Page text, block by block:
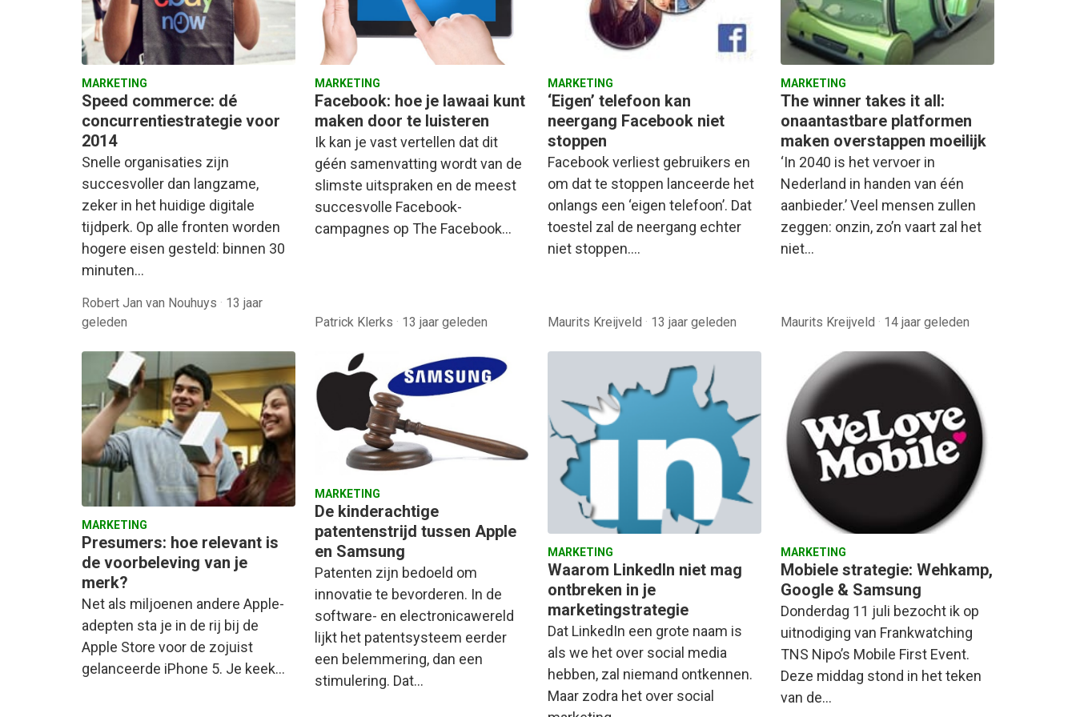
MARKETING
Speed commerce: dé
concurrentiestrategie voor
2014
Snelle organisaties zijn
succesvoller dan langzame,
zeker in het huidige digitale
tijdperk. Op alle fronten worden
hogere eisen gesteld: binnen 30
minuten…
Robert Jan van Nouhuys · 13 jaar
geleden
MARKETING
Facebook: hoe je lawaai kunt
maken door te luisteren
Ik kan je vast vertellen dat dit
géén samenvatting wordt van de
slimste uitspraken en de meest
succesvolle Facebook-
campagnes op The Facebook…
Patrick Klerks · 13 jaar geleden
MARKETING
‘Eigen’ telefoon kan
neergang Facebook niet
stoppen
Facebook verliest gebruikers en
om dat te stoppen lanceerde het
onlangs een ‘eigen telefoon’. Dat
toestel zal de neergang echter
niet stoppen.…
Maurits Kreijveld · 13 jaar geleden
MARKETING
The winner takes it all:
onaantastbare platformen
maken overstappen moeilijk
‘In 2040 is het vervoer in
Nederland in handen van één
aanbieder.’ Veel mensen zullen
zeggen: onzin, zo’n vaart zal het
niet…
Maurits Kreijveld · 14 jaar geleden
MARKETING
Presumers: hoe relevant is
de voorbeleving van je
merk?
Net als miljoenen andere Apple-
adepten sta je in de rij bij de
Apple Store voor de zojuist
gelanceerde iPhone 5. Je keek…
MARKETING
De kinderachtige
patentenstrijd tussen Apple
en Samsung
Patenten zijn bedoeld om
innovatie te bevorderen. In de
software- en electronicawereld
lijkt het patentsysteem eerder
een belemmering, dan een
stimulering. Dat…
MARKETING
Waarom LinkedIn niet mag
ontbreken in je
marketingstrategie
Dat LinkedIn een grote naam is
als we het over social media
hebben, zal niemand ontkennen.
Maar zodra het over social
MARKETING
Mobiele strategie: Wehkamp,
Google & Samsung
Donderdag 11 juli bezocht ik op
uitnodiging van Frankwatching
TNS Nipo’s Mobile First Event.
Deze middag stond in het teken
van de…